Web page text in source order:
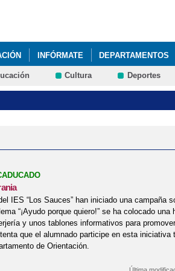
INFÓRMATE DEPARTAMENTOS
Cultura Deportes
IES “Los Sauces” han iniciado una campaña
“¡Ayudo porque quiero!” se ha colocado una
y unos tablones informativos para
que el alumnado participe en esta
de Orientación.